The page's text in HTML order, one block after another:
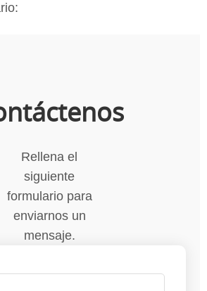
Rellena el
siguiente
formulario para
enviarnos un
mensaje.